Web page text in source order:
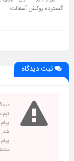
گسترده روکش آسفالت
ثبت دیدگاه
شد.